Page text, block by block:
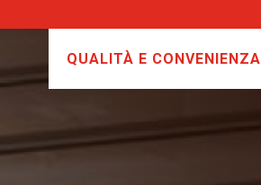
QUALITÀ E CONVENIENZA